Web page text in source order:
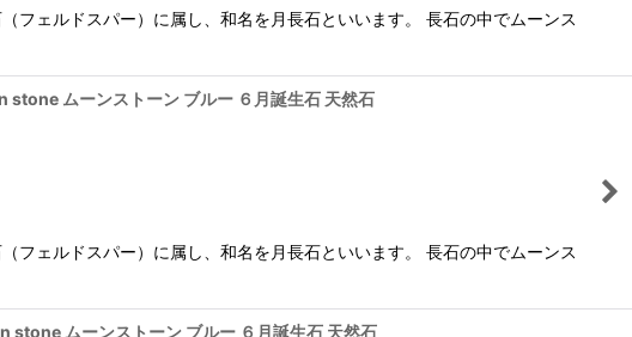
フェルドスパー）に属し、和名を月長石といいます。 長石の中でムーンス
stone ムーンストーン ブルー ６月誕生石 天然石
フェルドスパー）に属し、和名を月長石といいます。 長石の中でムーンス
stone ムーンストーン ブルー ６月誕生石 天然石